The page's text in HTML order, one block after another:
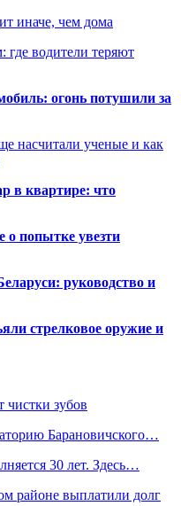
иначе, чем дома
где водители теряют
огонь потушили за
насчитали ученые и как
в квартире: что
о попытке увезти
руководство и
стрелковое оружие и
чистки зубов
Барановичского…
30 лет. Здесь…
районе выплатили долг